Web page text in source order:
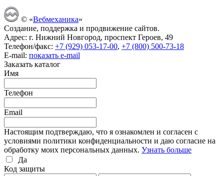
© «Вебмеханика»
Создание, поддержка и продвижение сайтов.
Адрес: г. Нижний Новгород, проспект Героев, 49
Телефон/факс: +7 (929) 053-17-00, +7 (800) 500-73-18
E-mail: показать e-mail
Заказать каталог
Имя
Телефон
Email
Настоящим подтверждаю, что я ознакомлен и согласен с
условиями политики конфиденциальности и даю согласие на
обработку моих персональных данных. Узнать больше
Да
Код защиты